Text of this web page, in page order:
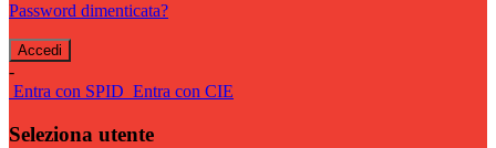
Password dimenticata?
-
Entra con SPID Entra con CIE
Seleziona utente